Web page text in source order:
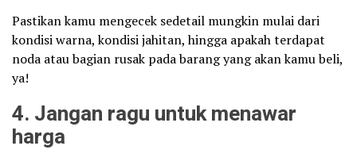
Pastikan kamu mengecek sedetail mungkin mulai dari
kondisi warna, kondisi jahitan, hingga apakah terdapat
noda atau bagian rusak pada barang yang akan kamu beli,
ya!
4. Jangan ragu untuk menawar
harga